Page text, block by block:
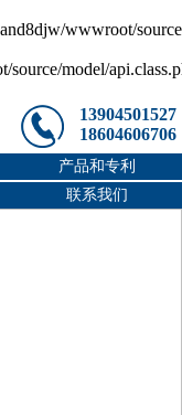
wwwroot/
model/
13904501527
18604606706
产品和专利
联系我们